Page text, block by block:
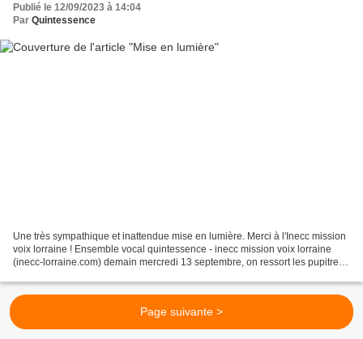
Publié le 12/09/2023 à 14:04
Par Quintessence
Une très sympathique et inattendue mise en lumière. Merci à l'Inecc mission
voix lorraine ! Ensemble vocal quintessence - inecc mission voix lorraine
(inecc-lorraine.com) demain mercredi 13 septembre, on ressort les pupitres
Page suivante >